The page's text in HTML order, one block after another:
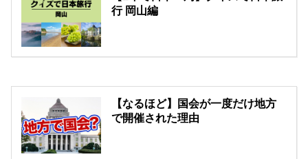
行 岡山編
【なるほど】国会が一度だけ地方
で開催された理由